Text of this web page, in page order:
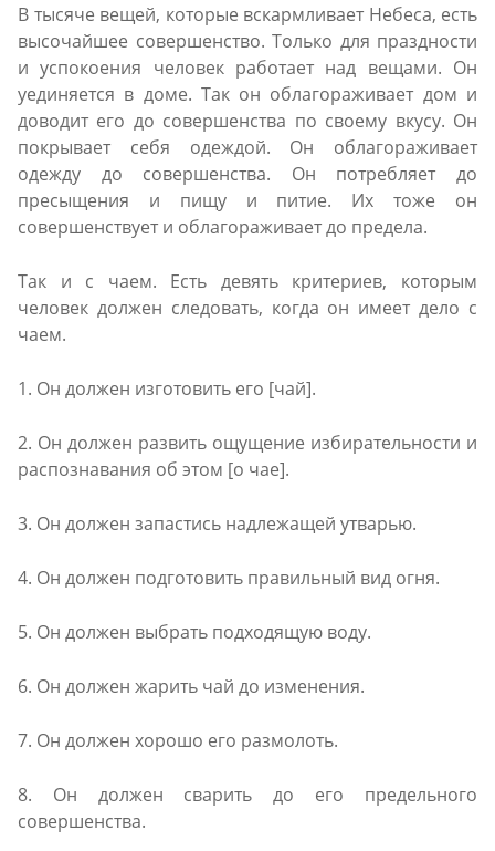
В тысяче вещей, которые вскармливает Небеса, есть
высочайшее совершенство. Только для праздности
и успокоения человек работает над вещами. Он
уединяется в доме. Так он облагораживает дом и
доводит его до совершенства по своему вкусу. Он
покрывает себя одеждой. Он облагораживает
одежду до совершенства. Он потребляет до
пресыщения и пищу и питие. Их тоже он
совершенствует и облагораживает до предела.
Так и с чаем. Есть девять критериев, которым
человек должен следовать, когда он имеет дело с
чаем.
1. Он должен изготовить его [чай].
2. Он должен развить ощущение избирательности и
распознавания об этом [о чае].
3. Он должен запастись надлежащей утварью.
4. Он должен подготовить правильный вид огня.
5. Он должен выбрать подходящую воду.
6. Он должен жарить чай до изменения.
7. Он должен хорошо его размолоть.
8. Он должен сварить до его предельного
совершенства.